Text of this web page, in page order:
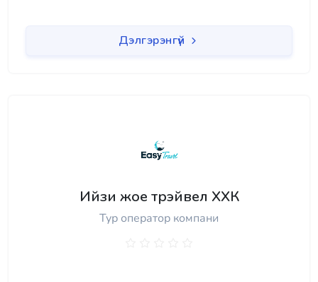
Дэлгэрэнгүй
Ийзи жое трэйвел ХХК
Тур оператор компани